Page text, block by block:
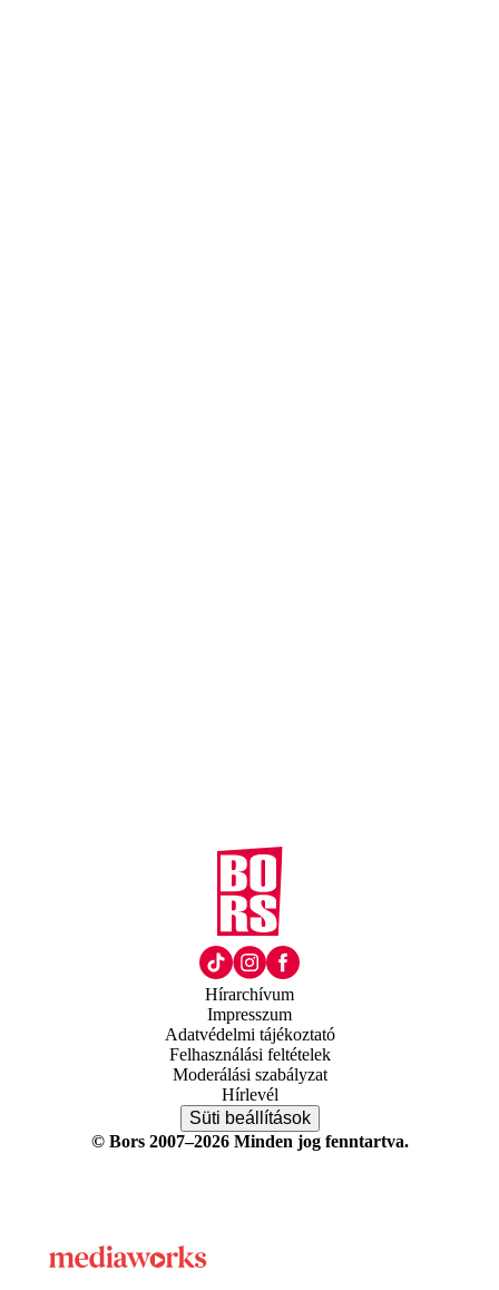
Hírarchívum
Impresszum
Adatvédelmi tájékoztató
Felhasználási feltételek
Moderálási szabályzat
Hírlevél
Süti beállítások
© Bors 2007–2026 Minden jog fenntartva.